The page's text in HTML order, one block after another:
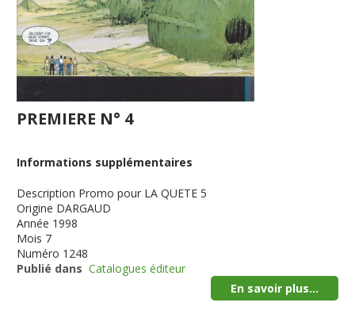
PREMIERE N° 4
Informations supplémentaires
Description Promo pour LA QUETE 5
Origine DARGAUD
Année 1998
Mois 7
Numéro 1248
Publié dans Catalogues éditeur
En savoir plus...